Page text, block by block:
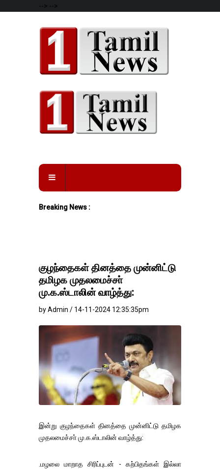
--> -->
Breaking News :
குழந்தைகள் தினத்தை முன்னிட்டு
தமிழக முதலமைச்சா்
மு.க.ஸ்டாலின் வாழ்த்து:
by Admin / 14-11-2024 12:35:35pm
இன்று குழந்தைகள் தினத்தை முன்னிட்டு தமிழக
முதலமைச்சா் மு.க.ஸ்டாலின் வாழ்த்து:
.மழலை மாறாத சிரிப்புடன் - கற்பிதங்கள் இல்லா